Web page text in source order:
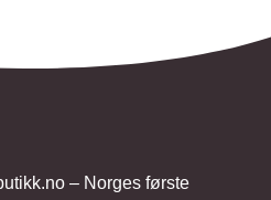
– Norges første